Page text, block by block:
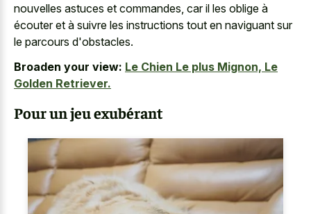
nouvelles astuces et commandes, car il les oblige à
écouter et à suivre les instructions tout en naviguant sur
le parcours d'obstacles.
Broaden your view: Le Chien Le plus Mignon, Le
Golden Retriever.
Pour un jeu exubérant